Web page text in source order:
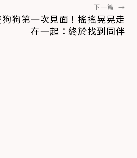
下一篇 →
狗第一次見面！搖搖晃晃走
在一起：終於找到同伴